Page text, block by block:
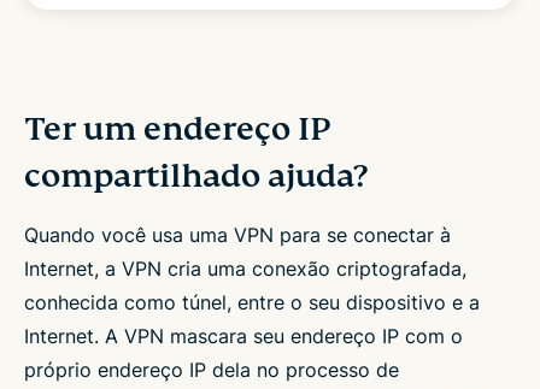
Ter um endereço IP
compartilhado ajuda?
Quando você usa uma VPN para se conectar à
Internet, a VPN cria uma conexão criptografada,
conhecida como túnel, entre o seu dispositivo e a
Internet. A VPN mascara seu endereço IP com o
próprio endereço IP dela no processo de